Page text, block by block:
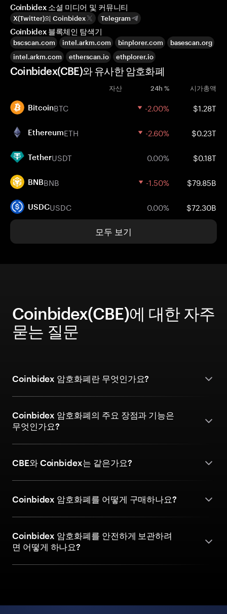
Coinbidex 소셜 미디어 및 커뮤니티
X(Twitter)의 Coinbidex Telegram
Coinbidex 블록체인 탐색기
bscscan.com intel.arkm.com binplorer.com
basescan.org
intel.arkm.com
etherscan.io ethplorer.io
Coinbidex(CBE)와 유사한 암호화폐
자산 24h % 시가총액
BitcoinBTC -2.00% $1.28T
EthereumETH -2.60% $0.23T
TetherUSDT 0.00% $0.18T
BNBBNB -1.50% $79.85B
USDCUSDC 0.00% $72.30B
모두 보기
Coinbidex(CBE)에 대한 자주
묻는 질문
Coinbidex 암호화폐란 무엇인가요?
Coinbidex 암호화폐의 주요 장점과 기능은
무엇인가요?
CBE와 Coinbidex는 같은가요?
Coinbidex 암호화폐를 어떻게 구매하나요?
Coinbidex 암호화폐를 안전하게 보관하려
면 어떻게 하나요?